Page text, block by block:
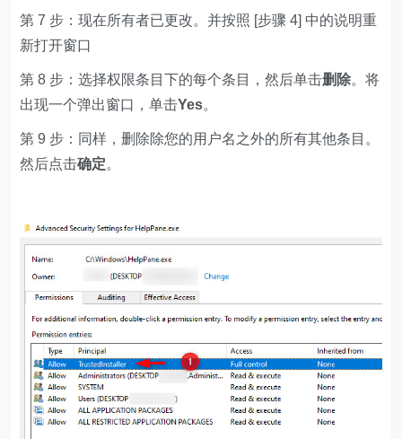
第 7 步：现在所有者已更改。并按照 [步骤 4] 中的说明重
新打开窗口
第 8 步：选择权限条目下的每个条目，然后单击删除。将
出现一个弹出窗口，单击Yes。
第 9 步：同样，删除除您的用户名之外的所有其他条目。
然后点击确定。